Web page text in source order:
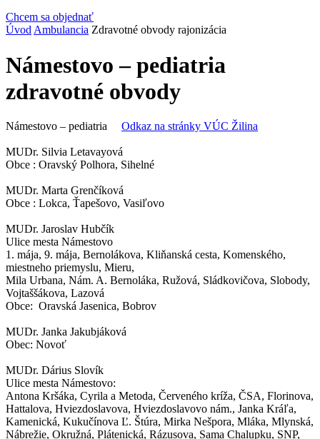
Chcem sa objednať
ÚvodAmbulancia Zdravotné obvody rajonizácia
Námestovo – pediatria
zdravotné obvody
Námestovo – pediatria Odkaz na stránky VÚC Žilina
MUDr. Silvia Letavayová
Obce : Oravský Polhora, Sihelné
MUDr. Marta Grenčíková
Obce : Lokca, Ťapešovo, Vasiľovo
MUDr. Jaroslav Hubčík
Ulice mesta Námestovo
1. mája, 9. mája, Bernolákova, Kliňanská cesta, Komenského,
miestneho priemyslu, Mieru,
Mila Urbana, Nám. A. Bernoláka, Ružová, Sládkovičova, Slobody,
Vojtaššákova, Lazová
Obce: Oravská Jasenica, Bobrov
MUDr. Janka Jakubjáková
Obec: Novoť
MUDr. Dárius Slovík
Ulice mesta Námestovo:
Antona Kršáka, Cyrila a Metoda, Červeného kríža, ČSA, Florinova,
Hattalova, Hviezdoslavova, Hviezdoslavovo nám., Janka Kráľa,
Kamenická, Kukučínova Ľ. Štúra, Mirka Nešpora, Mláka, Mlynská,
Nábrežie, Okružná, Plátenická, Rázusova, Sama Chalupku, SNP,